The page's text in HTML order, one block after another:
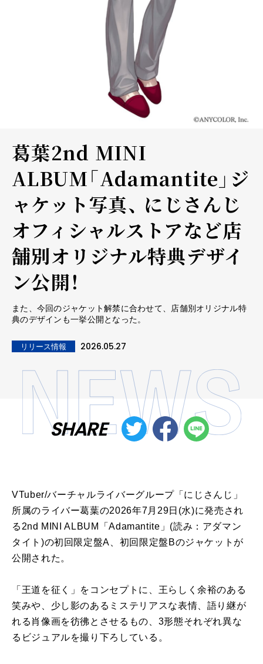
葛葉2nd MINI
ALBUM「Adamantite」ジ
ャケット写真、 にじさんじ
オフィシャルストアなど店
舗別オリジナル特典デザイ
ン公開！
また、今回のジャケット解禁に合わせて、店舗別オリジナル特
典のデザインも一挙公開となった。
リリース情報 2026.05.27
SHARE
VTuber/バーチャルライバーグループ「にじさんじ」
所属のライバー葛葉の2026年7月29日(水)に発売され
る2nd MINI ALBUM「Adamantite」(読み：アダマン
タイト)の初回限定盤A、初回限定盤Bのジャケットが
公開された。
「王道を征く」をコンセプトに、王らしく余裕のある
笑みや、少し影のあるミステリアスな表情、語り継が
れる肖像画を彷彿とさせるもの、3形態それぞれ異な
るビジュアルを撮り下ろしている。